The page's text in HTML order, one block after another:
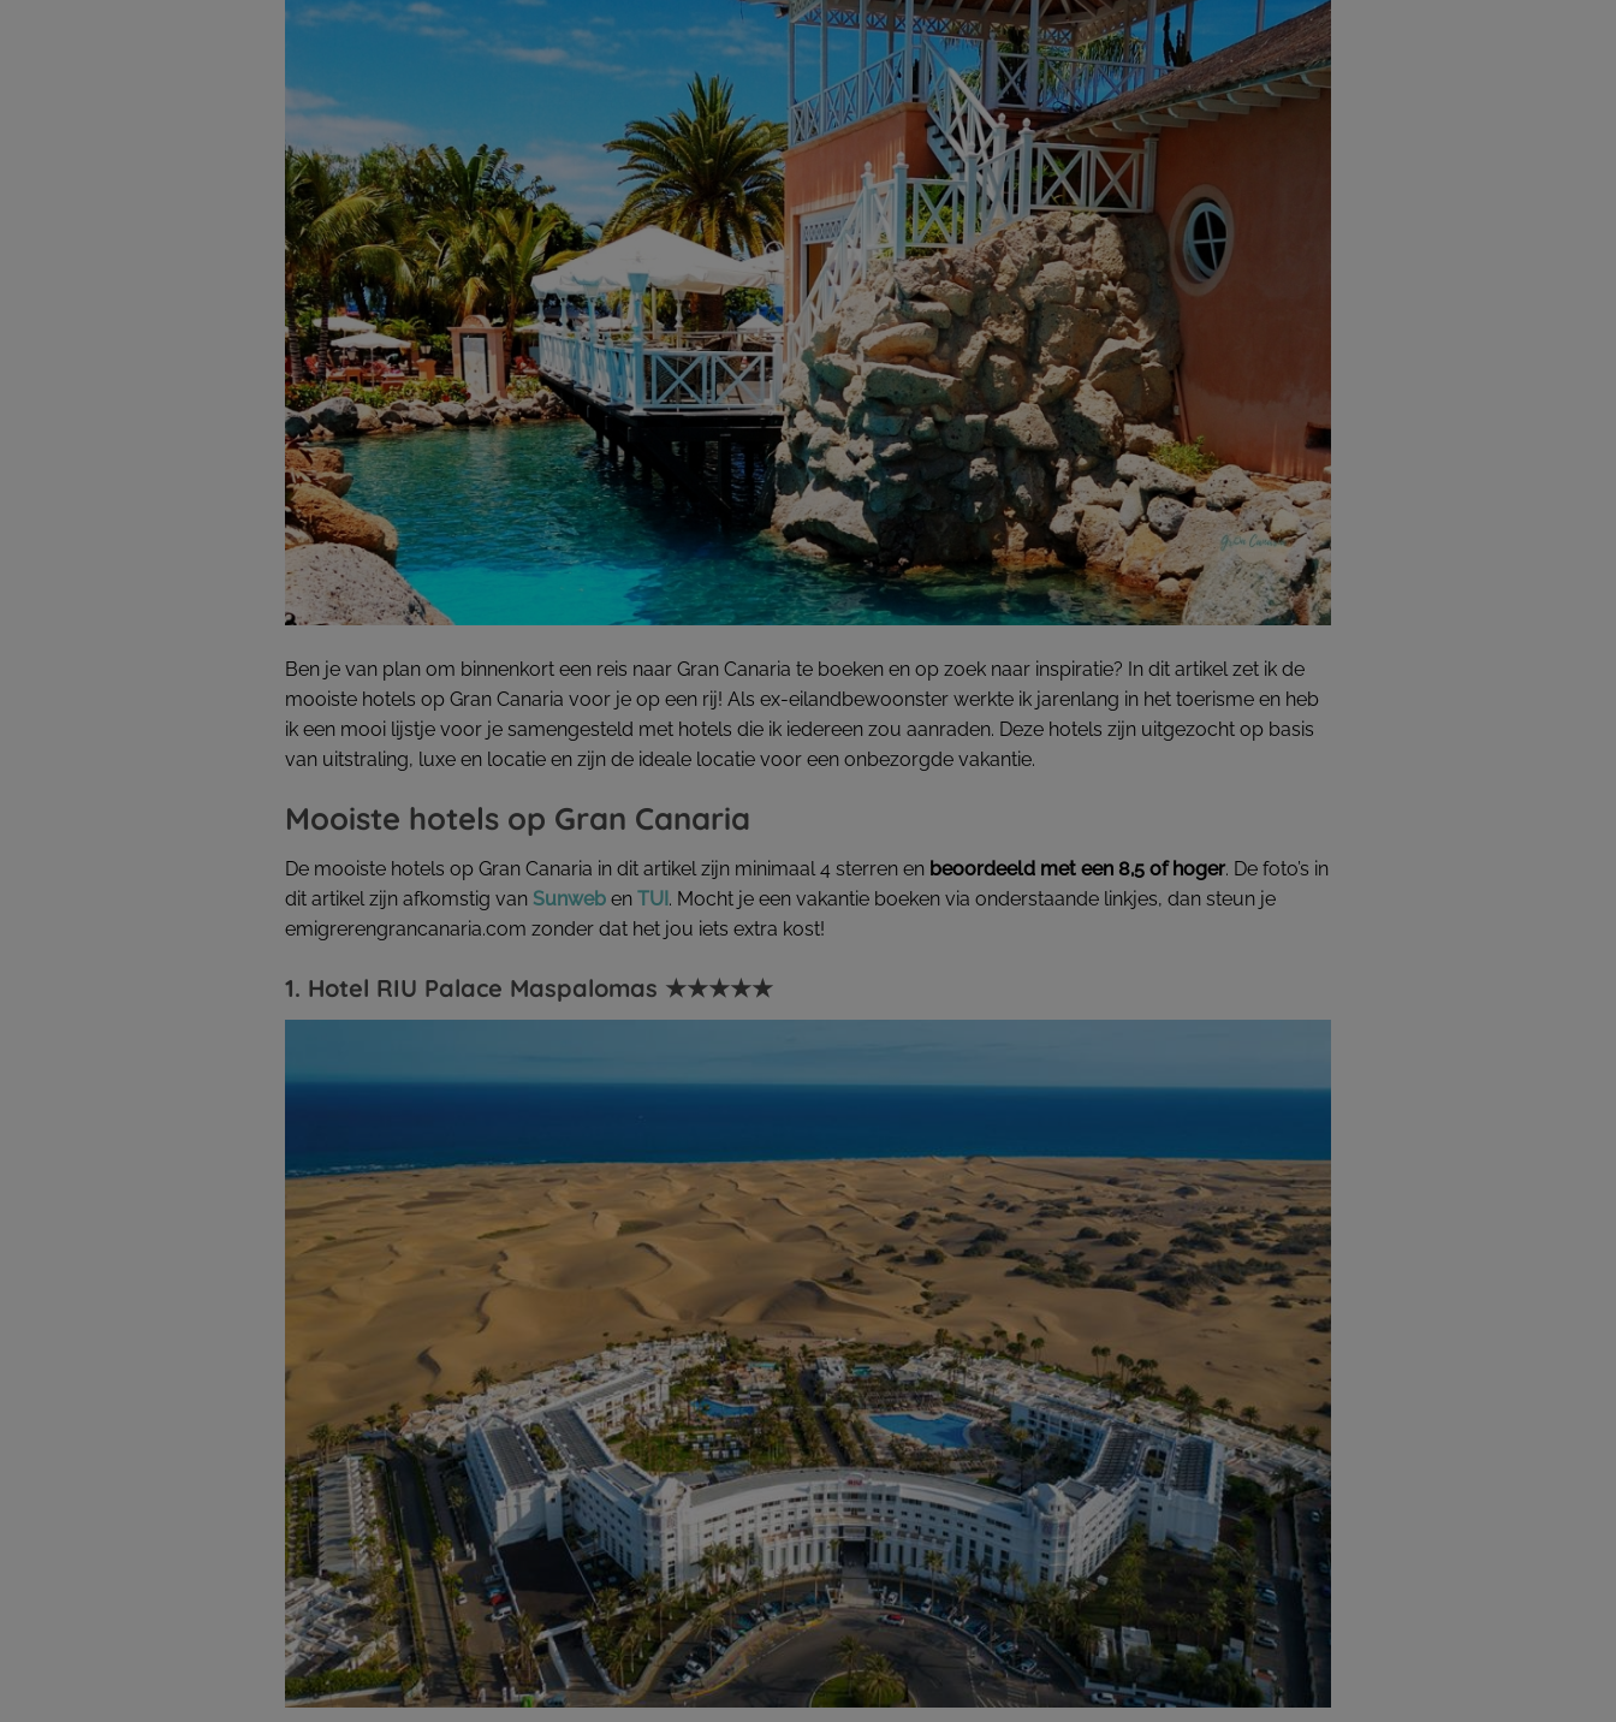
Ben je van plan om binnenkort een reis naar Gran Canaria te boeken en op zoek naar inspiratie? In dit artikel zet ik de
mooiste hotels op Gran Canaria voor je op een rij! Als ex-eilandbewoonster werkte ik jarenlang in het toerisme en heb
ik een mooi lijstje voor je samengesteld met hotels die ik iedereen zou aanraden. Deze hotels zijn uitgezocht op basis
van uitstraling, luxe en locatie en zijn de ideale locatie voor een onbezorgde vakantie.
Mooiste hotels op Gran Canaria
De mooiste hotels op Gran Canaria in dit artikel zijn minimaal 4 sterren en beoordeeld met een 8,5 of hoger. De foto’s in
dit artikel zijn afkomstig van Sunweb en TUI. Mocht je een vakantie boeken via onderstaande linkjes, dan steun je
emigrerengrancanaria.com zonder dat het jou iets extra kost!
1. Hotel RIU Palace Maspalomas ★★★★★